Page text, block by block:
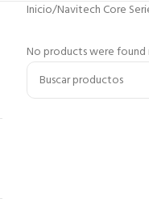
Inicio/Navitech Core
No products were